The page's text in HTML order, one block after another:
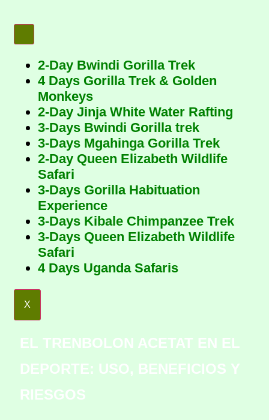
2-Day Bwindi Gorilla Trek
4 Days Gorilla Trek & Golden
Monkeys
2-Day Jinja White Water Rafting
3-Days Bwindi Gorilla trek
3-Days Mgahinga Gorilla Trek
2-Day Queen Elizabeth Wildlife
Safari
3-Days Gorilla Habituation
Experience
3-Days Kibale Chimpanzee Trek
3-Days Queen Elizabeth Wildlife
Safari
4 Days Uganda Safaris
X
EL TRENBOLON ACETAT EN EL
DEPORTE: USO, BENEFICIOS Y
RIESGOS